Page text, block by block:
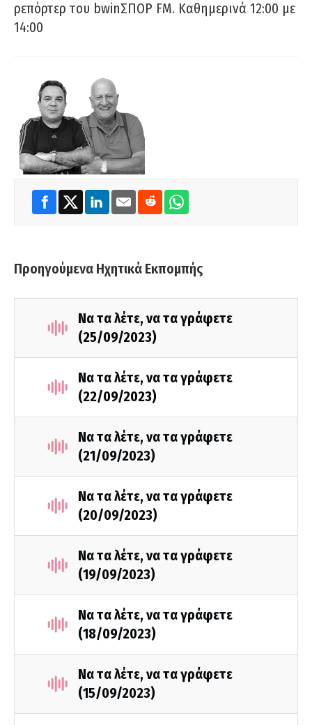
ρεπόρτερ του bwinΣΠΟΡ FM. Καθημερινά 12:00 με
14:00
Προηγούμενα Ηχητικά Εκπομπής
Να τα λέτε, να τα γράφετε
(25/09/2023)
Να τα λέτε, να τα γράφετε
(22/09/2023)
Να τα λέτε, να τα γράφετε
(21/09/2023)
Να τα λέτε, να τα γράφετε
(20/09/2023)
Να τα λέτε, να τα γράφετε
(19/09/2023)
Να τα λέτε, να τα γράφετε
(18/09/2023)
Να τα λέτε, να τα γράφετε
(15/09/2023)